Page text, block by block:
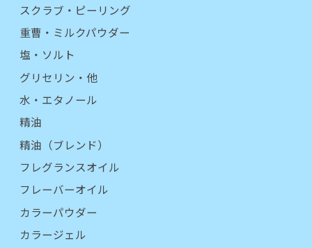
スクラブ・ピーリング
重曹・ミルクパウダー
塩・ソルト
グリセリン・他
水・エタノール
精油
精油（ブレンド）
フレグランスオイル
フレーバーオイル
カラーパウダー
カラージェル